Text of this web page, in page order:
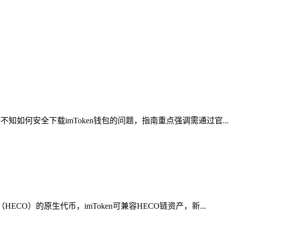
知如何安全下载imToken钱包的问题，指南重点强调需通过官...
）的原生代币，imToken可兼容HECO链资产，新...